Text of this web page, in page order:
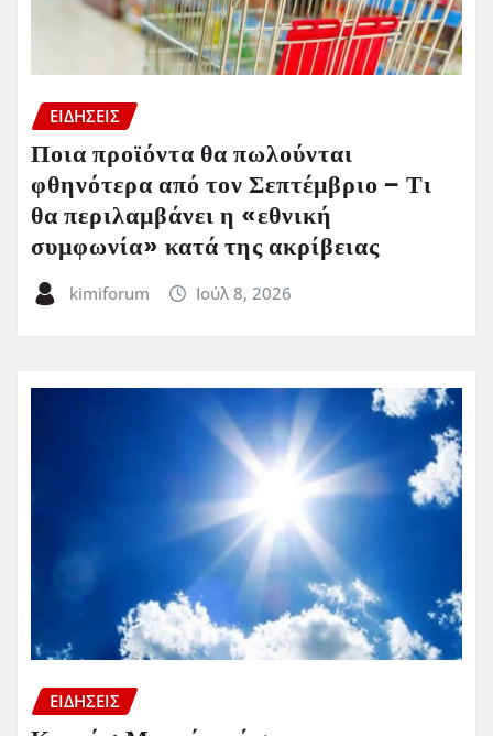
ΕΙΔΗΣΕΙΣ
Ποια προϊόντα θα πωλούνται
φθηνότερα από τον Σεπτέμβριο – Τι
θα περιλαμβάνει η «εθνική
συμφωνία» κατά της ακρίβειας
kimiforum Ιούλ 8, 2026
ΕΙΔΗΣΕΙΣ